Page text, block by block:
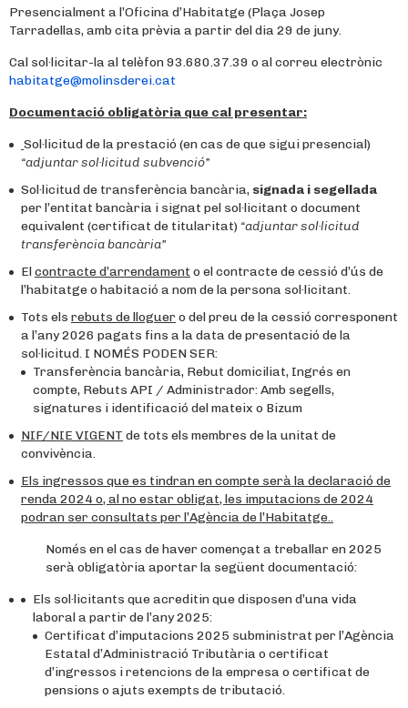
Presencialment a l’Oficina d’Habitatge (Plaça Josep
Tarradellas, amb cita prèvia a partir del dia 29 de juny.
Cal sol·licitar-la al telèfon 93.680.37.39 o al correu electrònic
habitatge@molinsderei.cat
Documentació obligatòria que cal presentar:
Sol·licitud de la prestació (en cas de que sigui presencial)
“adjuntar sol·licitud subvenció”
Sol·licitud de transferència bancària, signada i segellada
per l’entitat bancària i signat pel sol·licitant o document
equivalent (certificat de titularitat) “adjuntar sol·licitud
transferència bancària”
Elcontracte d’arrendament o el contracte de cessió d’ús de
l’habitatge o habitació a nom de la persona sol·licitant.
Tots els rebuts de lloguer o del preu de la cessió corresponent
a l’any 2026 pagats fins a la data de presentació de la
sol·licitud. I NOMÉS PODEN SER:
Transferència bancària, Rebut domiciliat, Ingrés en
compte, Rebuts API / Administrador: Amb segells,
signatures i identificació del mateix o Bizum
NIF/NIE VIGENT de tots els membres de la unitat de
convivència.
Els ingressos que es tindran en compte serà la declaració de
renda 2024 o, al no estar obligat, les imputacions de 2024
podran ser consultats per l’Agència de l’Habitatge..
Només en el cas de haver començat a treballar en 2025
serà obligatòria aportar la següent documentació:
Els sol·licitants que acreditin que disposen d’una vida
laboral a partir de l’any 2025:
Certificat d’imputacions 2025 subministrat per l’Agència
Estatal d’Administració Tributària o certificat
d’ingressos i retencions de la empresa o certificat de
pensions o ajuts exempts de tributació.